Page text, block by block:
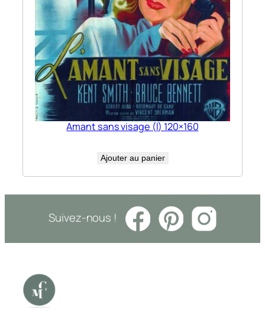
Amant sans visage (l) 120×160
Ajouter au panier
Suivez-nous !